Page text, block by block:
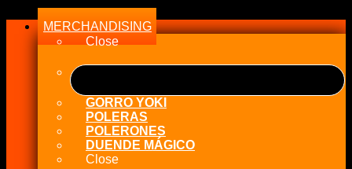
MERCHANDISING
Close
GORRO YOKI
POLERAS
POLERONES
DUENDE MÁGICO
Close